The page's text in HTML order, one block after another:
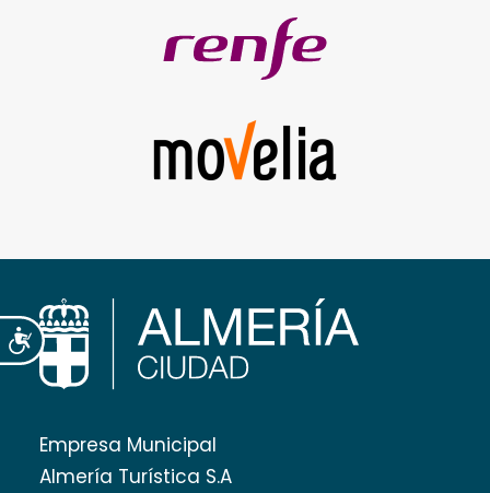
Accesibilidad
Empresa Municipal
Almería Turística S.A